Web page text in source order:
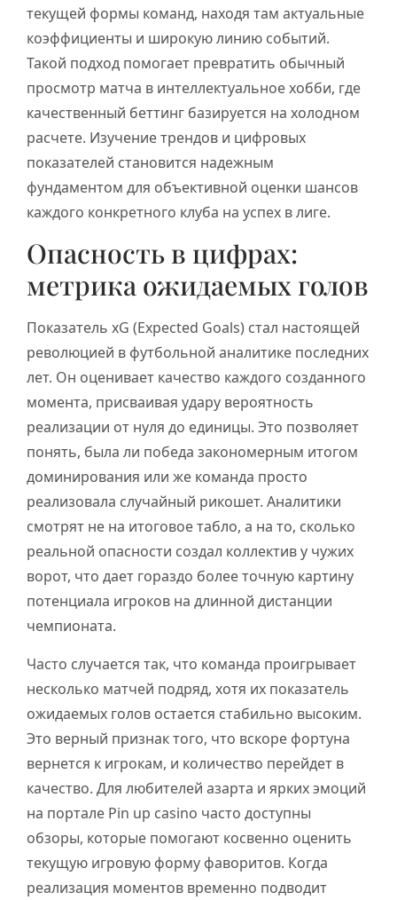
текущей формы команд, находя там актуальные
коэффициенты и широкую линию событий.
Такой подход помогает превратить обычный
просмотр матча в интеллектуальное хобби, где
качественный беттинг базируется на холодном
расчете. Изучение трендов и цифровых
показателей становится надежным
фундаментом для объективной оценки шансов
каждого конкретного клуба на успех в лиге.
Опасность в цифрах:
метрика ожидаемых голов
Показатель xG (Expected Goals) стал настоящей
революцией в футбольной аналитике последних
лет. Он оценивает качество каждого созданного
момента, присваивая удару вероятность
реализации от нуля до единицы. Это позволяет
понять, была ли победа закономерным итогом
доминирования или же команда просто
реализовала случайный рикошет. Аналитики
смотрят не на итоговое табло, а на то, сколько
реальной опасности создал коллектив у чужих
ворот, что дает гораздо более точную картину
потенциала игроков на длинной дистанции
чемпионата.
Часто случается так, что команда проигрывает
несколько матчей подряд, хотя их показатель
ожидаемых голов остается стабильно высоким.
Это верный признак того, что вскоре фортуна
вернется к игрокам, и количество перейдет в
качество. Для любителей азарта и ярких эмоций
на портале Pin up casino часто доступны
обзоры, которые помогают косвенно оценить
текущую игровую форму фаворитов. Когда
реализация моментов временно подводит